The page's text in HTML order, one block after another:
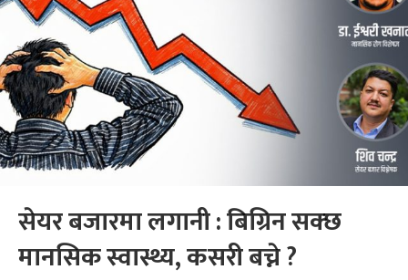
सेयर बजारमा लगानी : बिग्रिन सक्छ
मानसिक स्वास्थ्य, कसरी बच्ने ?